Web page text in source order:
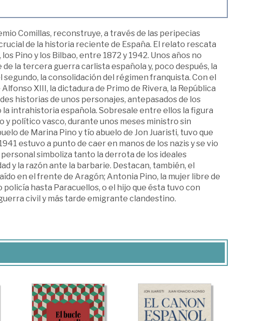
Comillas, reconstruye, a través de las peripecias
de la historia reciente de España. El relato rescata
Pino y los Bilbao, entre 1872 y 1942. Unos años no
la tercera guerra carlista española y, poco después, la
la consolidación del régimen franquista. Con el
XIII, la dictadura de Primo de Rivera, la República
historias de unos personajes, antepasados de los
intrahistoria española. Sobresale entre ellos la figura
y político vasco, durante unos meses ministro sin
de Marina Pino y tío abuelo de Jon Juaristi, tuvo que
estuvo a punto de caer en manos de los nazis y se vio
simboliza tanto la derrota de los ideales
y la razón ante la barbarie. Destacan, también, el
en el frente de Aragón; Antonia Pino, la mujer libre de
hasta Paracuellos, o el hijo que ésta tuvo con
civil y más tarde emigrante clandestino.